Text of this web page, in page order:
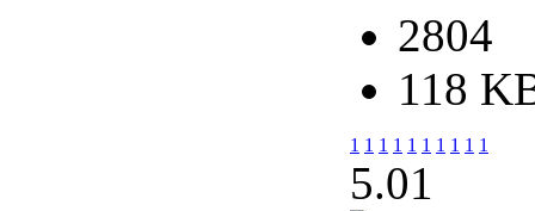
2804
118
1 1 1 1 1 1 1 1 1 1
5.01